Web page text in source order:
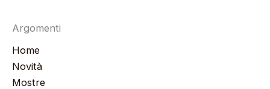
Argomenti
Home
Novità
Mostre